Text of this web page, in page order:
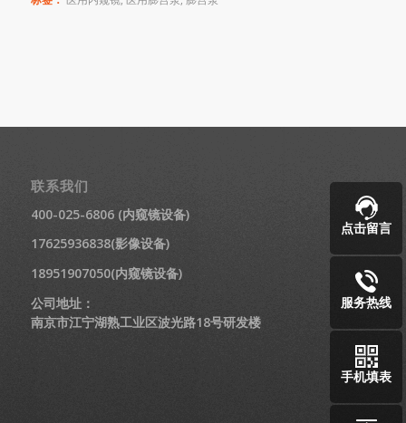
联系我们
400-025-6806 (内窥镜设备)
17625936838(影像设备)
18951907050(内窥镜设备)
公司地址：
南京市江宁湖熟工业区波光路18号研发楼
点击留言
服务热线
手机填表